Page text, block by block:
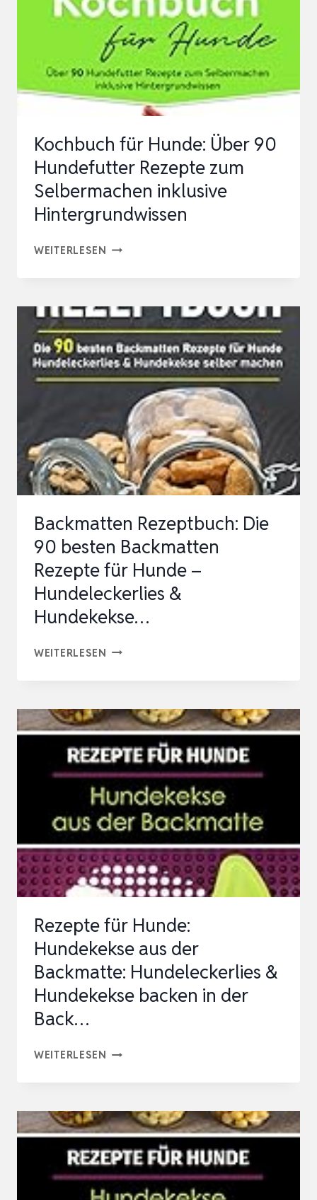
REZEPTE
FÜR
DEINEN
HUND
|
MIT
V…
Kochbuch für Hunde: Über 90
Hundefutter Rezepte zum
Selbermachen inklusive
Hintergrundwissen
WEITERLESEN KOCHBUCH
ÜBER
90
HUNDEFUTTER
REZEPTE
SELBERMACHEN
INKLUSIVE
HINTERGRUNDWISSEN
Backmatten Rezeptbuch: Die
90 besten Backmatten
Rezepte für Hunde –
Hundeleckerlies &
Hundekekse…
WEITERLESEN BACKMATTEN
90
BESTEN
BACKMATTEN
REZEPTE
FÜR
HUNDE
–
HUNDELECKERLIES
&
Rezepte für Hunde:
Hundekekse aus der
Backmatte: Hundeleckerlies &
Hundekekse backen in der
Back…
WEITERLESEN REZEPTE
HUNDEKEKSE
AUS
DER
BACKMATTE: